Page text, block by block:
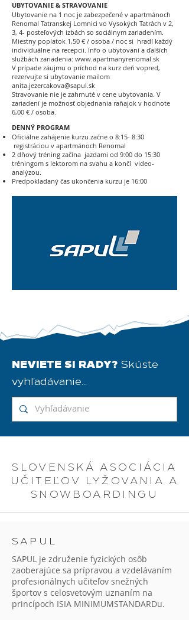
UBYTOVANIE & STRAVOVANIE
Ubytovanie na 1 noc je zabezpečené v apartmánoch
Renomal Tatranskej Lomnici vo Vysokých Tatrách v 2,
3, 4- posteľových izbách so sociálnym zariadením.
Miestny poplatok 1,50 € / osoba / noc si hradí každý
individuálne na recepcii. Info o ubytovaní a ďalších
službách zariadenia: www.apartmanyrenomal.sk
V prípade záujmu o príchod na kurz deň vopred,
rezervujte si ubytovanie mailom
anita.jezercakova@sapul.sk
Stravovanie nie je zahrnuté v cene ubytovania. V
zariadení je možnosť objednania raňajok v hodnote
6,00 € / osoba.
DENNÝ PROGRAM
Oficiálne zahájenie kurzu začne o 8:15- 8:30
registráciou v apartmánoch Renomal
2 dňový tréning začína jazdami od 9:00 do 15:30
tréningom s lektorom na svahu a končí video-
analýzou.
Predpokladaný čas ukončenia kurzu je 16:00
NEVIETE SI RADY? Skúste
vyhľadávanie...
SLOVENSKÁ ASOCIÁCIA
UČITEĽOV LYŽOVANIA A
SNOWBOARDINGU
SAPUL
SAPUL je združenie fyzických osôb
zaoberajúce sa prípravou a vzdelávaním
profesionálnych učiteľov snežných
športov s celosvetovým uznaním na
princípoch ISIA MINIMUMSTANDARDu.